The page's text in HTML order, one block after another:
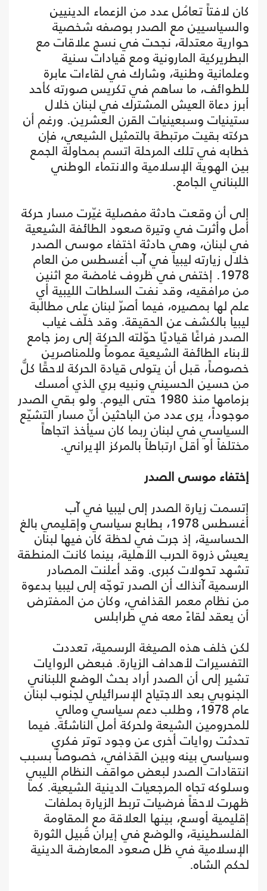
كان لافتاً تعامُل عدد من الزعماء الدينيين
والسياسيين مع الصدر بوصفه شخصية
حوارية معتدلة، نجحت في نسج علاقات مع
البطريركية المارونية ومع قيادات سنية
وعلمانية وطنية، وشارك في لقاءات عابرة
للطوائف، ما ساهم في تكريس صورته كأحد
أبرز دعاة العيش المشترك في لبنان خلال
ستينيات وسبعينيات القرن العشرين. ورغم أن
حركته بقيت مرتبطة بالتمثيل الشيعي، فإن
خطابه في تلك المرحلة اتسم بمحاولة الجمع
بين الهوية الإسلامية والانتماء الوطني
اللبناني الجامع.
إلى أن وقعت حادثة مفصلية غيّرت مسار حركة
أمل وأثرت في وتيرة صعود الطائفة الشيعية
في لبنان، وهي حادثة اختفاء موسى الصدر
خلال زيارته ليبيا في آب أغسطس من العام
1978. إختفى في ظروف غامضة مع اثنين
من مرافقيه، وقد نفت السلطات الليبية أي
علم لها بمصيره، فيما أصرّ لبنان على مطالبة
ليبيا بالكشف عن الحقيقة. وقد خلّف غياب
الصدر فراغًا قياديًا حوّلته الحركة إلى رمز جامع
لأبناء الطائفة الشيعية عموماً وللمناصرين
خصوصاً، قبل أن يتولى قيادة الحركة لاحقًا كلٌّ
من حسين الحسيني ونبيه بري الذي أمسك
بزمامها منذ 1980 حتى اليوم. ولو بقي الصدر
موجوداً، يرى عدد من الباحثين أنّ مسار التشيّع
السياسي في لبنان ربما كان سيأخذ اتجاهاً
مختلفاً أو أقل ارتباطاً بالمركز الإيراني.
إختفاء موسى الصدر
إتسمت زيارة الصدر إلى ليبيا في آب
أغسطس 1978، بطابع سياسي وإقليمي بالغ
الحساسية، إذ جرت في لحظة كان فيها لبنان
يعيش ذروة الحرب الأهلية، بينما كانت المنطقة
تشهد تحولات كبرى. وقد أعلنت المصادر
الرسمية آنذاك أن الصدر توجّه إلى ليبيا بدعوة
من نظام معمر القذافي، وكان من المفترض
أن يعقد لقاءً معه في طرابلس
لكن خلف هذه الصيغة الرسمية، تعددت
التفسيرات لأهداف الزيارة. فبعض الروايات
تشير إلى أن الصدر أراد بحث الوضع اللبناني
الجنوبي بعد الاجتياح الإسرائيلي لجنوب لبنان
عام 1978، وطلب دعم سياسي ومالي
للمحرومين الشيعة ولحركة أمل الناشئة. فيما
تحدثت روايات أخرى عن وجود توتر فكري
وسياسي بينه وبين القذافي، خصوصاً بسبب
انتقادات الصدر لبعض مواقف النظام الليبي
وسلوكه تجاه المرجعيات الدينية الشيعية. كما
ظهرت لاحقاً فرضيات تربط الزيارة بملفات
إقليمية أوسع، بينها العلاقة مع المقاومة
الفلسطينية، والوضع في إيران قُبيل الثورة
الإسلامية في ظل صعود المعارضة الدينية
لحكم الشاه.